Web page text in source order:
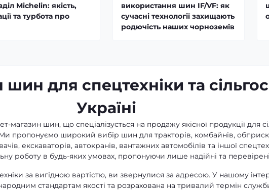
Michelin: якість,
та турбота про
використання шин IF/VF: як
сучасні технології захищають
родючість наших чорноземів
шин для спецтехніки та
Україні
магазин шин, що спеціалізується на продажу якісної продукції для
Ми пропонуємо широкий вибір шин для тракторів, комбайнів,
екскаваторів, автокранів, вантажних автомобілів та іншої
роботу в будь-яких умовах, пропонуючи лише надійні та
за вигідною вартістю, ви звернулися за адресою. У нашому
стандартам якості та розрахована на тривалий термін